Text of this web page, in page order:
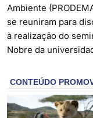
Ambiente
se reuniram para
à realização do
Nobre da